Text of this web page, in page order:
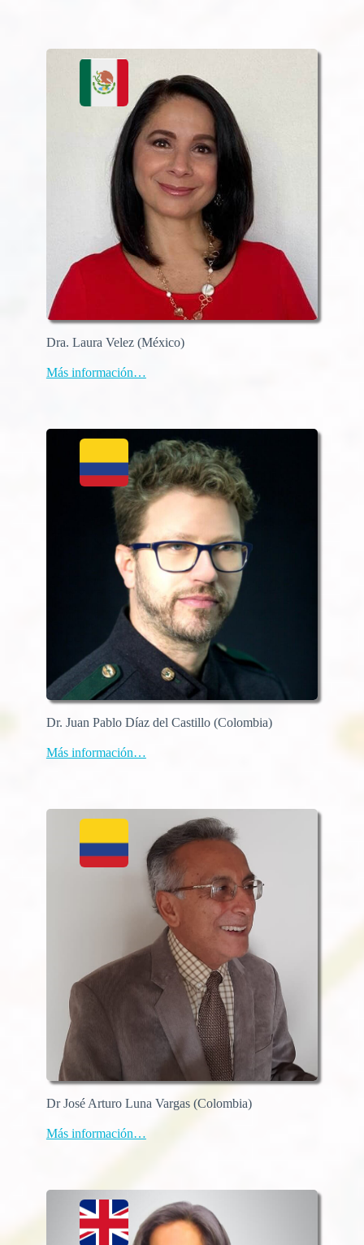
Dra. Laura Velez (México)
Más información…
Dr. Juan Pablo Díaz del Castillo (Colombia)
Más información…
Dr José Arturo Luna Vargas (Colombia)
Más información…